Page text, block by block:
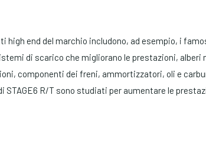
high end del marchio includono, ad esempio, i
di scarico che migliorano le prestazioni,
componenti dei freni, ammortizzatori, oli e
STAGE6 R/T sono studiati per aumentare le